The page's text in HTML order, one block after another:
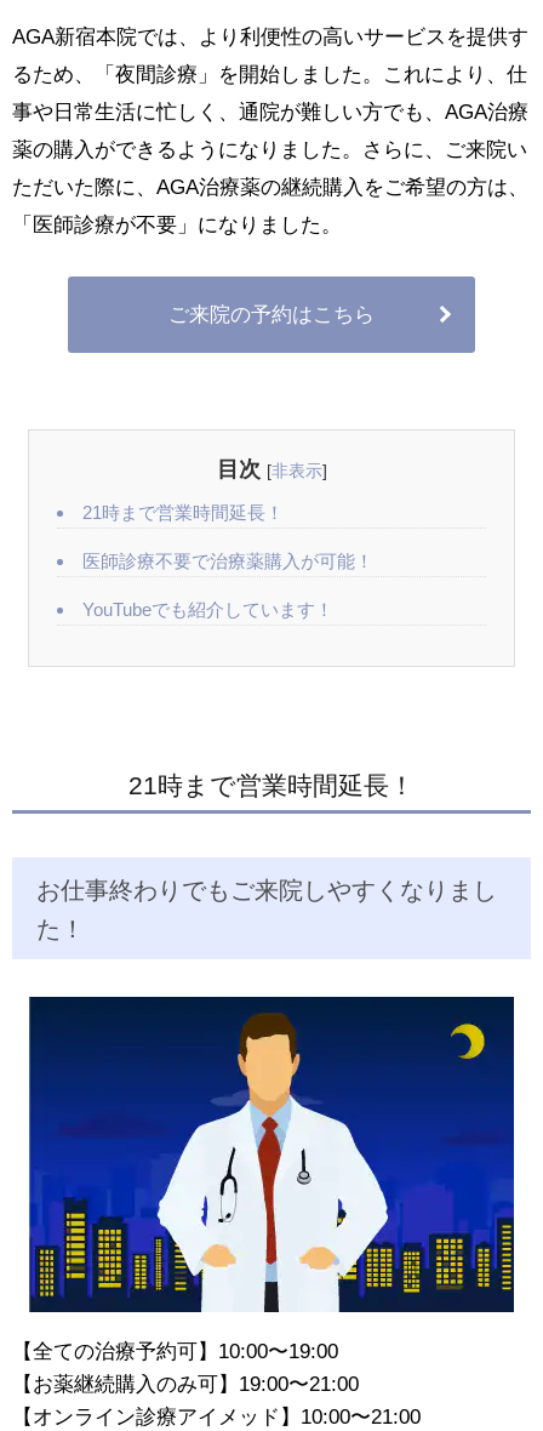
AGA新宿本院では、より利便性の高いサービスを提供す
るため、「夜間診療」を開始しました。これにより、仕
事や日常生活に忙しく、通院が難しい方でも、AGA治療
薬の購入ができるようになりました。さらに、ご来院い
ただいた際に、AGA治療薬の継続購入をご希望の方は、
「医師診療が不要」になりました。
ご来院の予約はこちら
目次 [非表示]
21時まで営業時間延長！
医師診療不要で治療薬購入が可能！
YouTubeでも紹介しています！
21時まで営業時間延長！
お仕事終わりでもご来院しやすくなりまし
た！
【全ての治療予約可】10:00〜19:00
【お薬継続購入のみ可】19:00〜21:00
【オンライン診療アイメッド】10:00〜21:00